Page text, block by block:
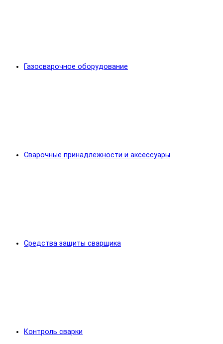
Газосварочное оборудование
Сварочные принадлежности и аксессуары
Средства защиты сварщика
Контроль сварки